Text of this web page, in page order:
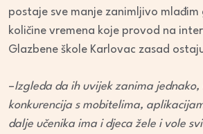
postaje sve manje zanimljivo
količine vremena koje provod na
Glazbene škole Karlovac zasad
–Izgleda da ih uvijek zanima
konkurencija s mobitelima,
dalje učenika ima i djeca žele i vole